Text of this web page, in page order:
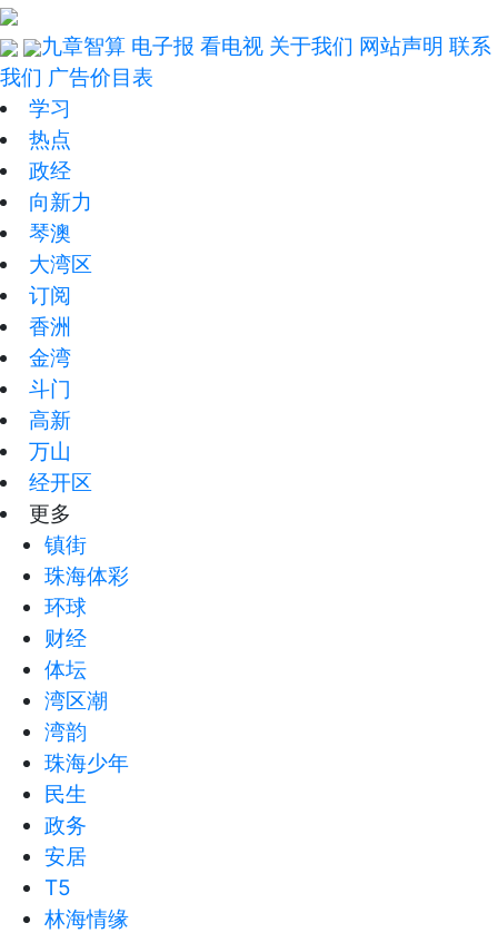
九章智算 电子报 看电视 关于我们 网站声明 联系
我们 广告价目表
学习
热点
政经
向新力
琴澳
大湾区
订阅
香洲
金湾
斗门
高新
万山
经开区
更多
镇街
珠海体彩
环球
财经
体坛
湾区潮
湾韵
珠海少年
民生
政务
安居
T5
林海情缘